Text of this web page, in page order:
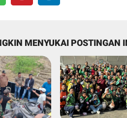
MENYUKAI POSTINGAN